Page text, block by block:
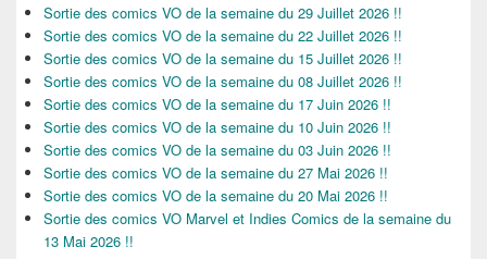
Sortie des comics VO de la semaine du 29 Juillet 2026 !!
Sortie des comics VO de la semaine du 22 Juillet 2026 !!
Sortie des comics VO de la semaine du 15 Juillet 2026 !!
Sortie des comics VO de la semaine du 08 Juillet 2026 !!
Sortie des comics VO de la semaine du 17 Juin 2026 !!
Sortie des comics VO de la semaine du 10 Juin 2026 !!
Sortie des comics VO de la semaine du 03 Juin 2026 !!
Sortie des comics VO de la semaine du 27 Mai 2026 !!
Sortie des comics VO de la semaine du 20 Mai 2026 !!
Sortie des comics VO Marvel et Indies Comics de la semaine du
13 Mai 2026 !!